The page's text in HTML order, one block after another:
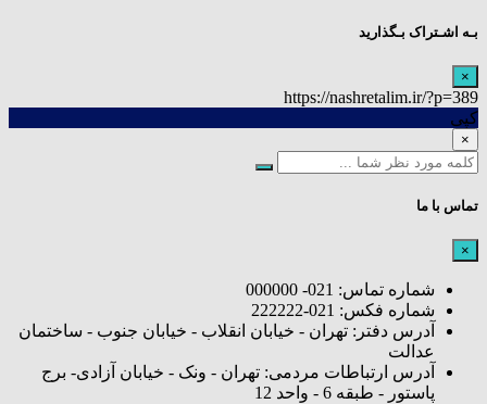
بـه اشـتراک بـگذارید
×
https://nashretalim.ir/?p=389
کپی
×
تماس با ما
×
شماره تماس: 021- 000000
شماره فکس: 021-222222
آدرس دفتر: تهران - خیابان انقلاب - خیابان جنوب - ساختمان
عدالت
آدرس ارتباطات مردمی: تهران - ونک - خیابان آزادی- برج
پاستور - طبقه 6 - واحد 12